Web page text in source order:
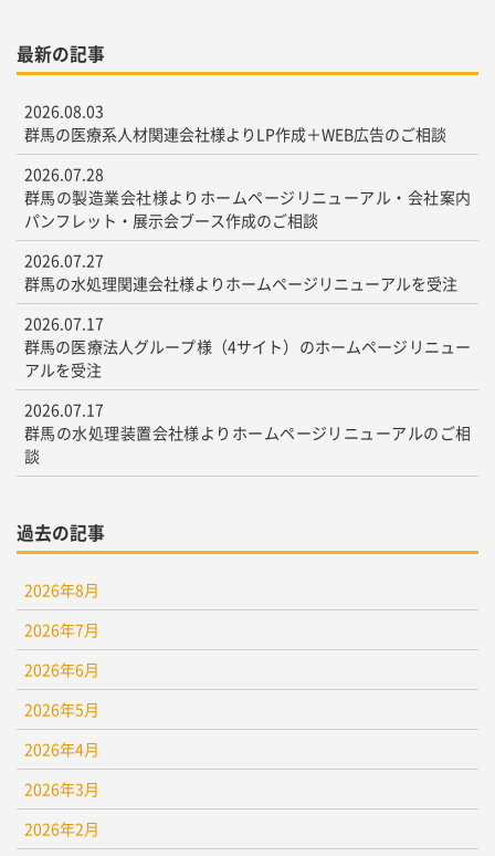
最新の記事
2026.08.03
群馬の医療系人材関連会社様よりLP作成＋WEB広告のご相談
2026.07.28
群馬の製造業会社様よりホームページリニューアル・会社案内
パンフレット・展示会ブース作成のご相談
2026.07.27
群馬の水処理関連会社様よりホームページリニューアルを受注
2026.07.17
群馬の医療法人グループ様（4サイト）のホームページリニュー
アルを受注
2026.07.17
群馬の水処理装置会社様よりホームページリニューアルのご相
談
過去の記事
2026年8月
2026年7月
2026年6月
2026年5月
2026年4月
2026年3月
2026年2月